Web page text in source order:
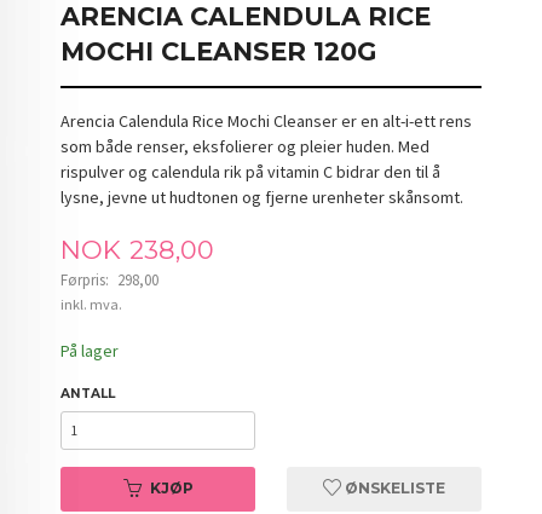
ARENCIA CALENDULA RICE
MOCHI CLEANSER 120G
Arencia Calendula Rice Mochi Cleanser er en alt-i-ett rens
som både renser, eksfolierer og pleier huden. Med
rispulver og calendula rik på vitamin C bidrar den til å
lysne, jevne ut hudtonen og fjerne urenheter skånsomt.
Tilbud
NOK 238,00
Førpris: 298,00
Rabatt
inkl. mva.
På lager
ANTALL
KJØP ØNSKELISTE